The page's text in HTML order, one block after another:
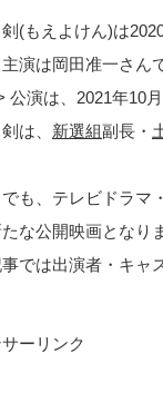
(もえよけん)は
演は岡田准一さん
公演は、2021年10
は、 新選組副長・
でも、テレビドラマ
な公開映画となり
では出演者・キャ
ーリンク